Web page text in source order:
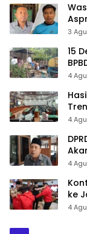
3
15
900
4
4
4
ke
4